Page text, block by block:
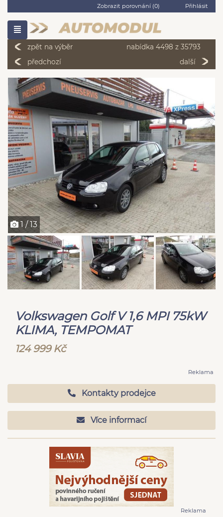
Zobrazit porovnání (0) Přihlásit
zpět na výběr
nabídka 4498 z 35793
předchozí
další
1 / 13
Volkswagen Golf V 1,6 MPI 75kW
KLIMA, TEMPOMAT
124 999 Kč
Reklama
Kontakty prodejce
Více informací
Reklama